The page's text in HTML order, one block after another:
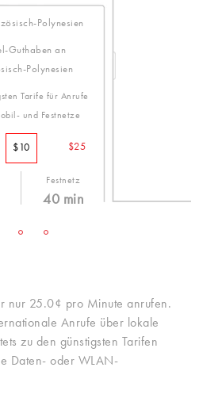
Polynesien
Guthaben an
Polynesien
Tarife für Anrufe
und Festnetze
$10 $25
Festnetz
40 min
nur 25.0¢ pro Minute anrufen.
Anrufe über lokale
zu den günstigsten Tarifen
Daten- oder WLAN-